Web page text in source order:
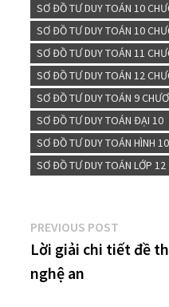
SƠ ĐỒ TƯ DUY TOÁN 10
SƠ ĐỒ TƯ DUY TOÁN 10
SƠ ĐỒ TƯ DUY TOÁN 11
SƠ ĐỒ TƯ DUY TOÁN 12
SƠ ĐỒ TƯ DUY TOÁN 9
SƠ ĐỒ TƯ DUY TOÁN ĐẠI 10
SƠ ĐỒ TƯ DUY TOÁN HÌNH
SƠ ĐỒ TƯ DUY TOÁN LỚP 12
Điều
hướng
bài
PREVIOUS POST
post:
Lời giải chi tiết đề
nghệ an